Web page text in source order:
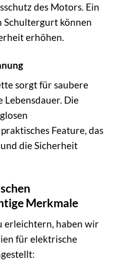
des Motors. Ein
Schultergurt können
erhöhen.
sorgt für saubere
Lebensdauer. Die
Feature, das
die Sicherheit
Merkmale
erleichtern, haben wir
für elektrische